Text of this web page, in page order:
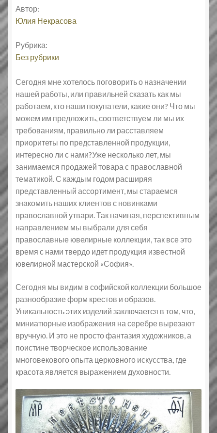
Типовой договор
О нас
Оплата и доставка
Православные подарки
Сертификат
Автор:
Юлия Некрасова
Рубрика:
Без рубрики
Сегодня мне хотелось поговорить о назначении
нашей работы, или правильней сказать как мы
работаем, кто наши покупатели, какие они? Что мы
можем им предложить, соответствуем ли мы их
требованиям, правильно ли расставляем
приоритеты по представленной продукции,
интересно ли с нами?Уже несколько лет, мы
занимаемся продажей товара с православной
тематикой. С каждым годом расширяя
представленный ассортимент, мы стараемся
знакомить наших клиентов с новинками
православной утвари. Так начиная, перспективным
направлением мы выбрали для себя
православные ювелирные коллекции, так все это
время с нами твердо идет продукция известной
ювелирной мастерской «София».
Сегодня мы видим в софийской коллекции большое
разнообразие форм крестов и образов.
Уникальность этих изделий заключается в том, что,
миниатюрные изображения на серебре вырезают
вручную. И это не просто фантазия художников, а
поистине творческое использование
многовекового опыта церковного искусства, где
красота является выражением духовности.